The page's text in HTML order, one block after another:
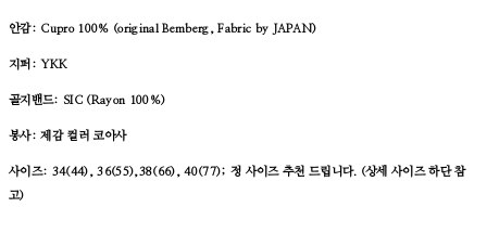
안감: Cupro 100% (original Bemberg, Fabric by JAPAN)
지퍼: YKK
골지밴드: SIC (Rayon 100%)
봉사: 제감 컬러 코아사
사이즈: 34(44), 36(55),38(66), 40(77); 정 사이즈 추천 드립니다. (상세 사이즈 하단 참
고)